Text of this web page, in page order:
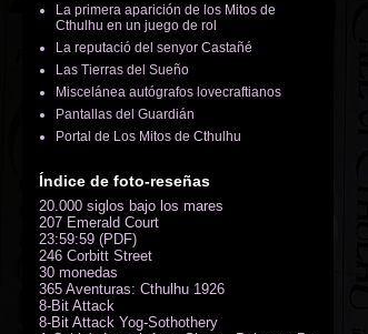
La primera aparición de los Mitos de
Cthulhu en un juego de rol
La reputació del senyor Castañé
Las Tierras del Sueño
Miscelánea autógrafos lovecraftianos
Pantallas del Guardián
Portal de Los Mitos de Cthulhu
Índice de foto-reseñas
20.000 siglos bajo los mares
207 Emerald Court
23:59:59 (PDF)
246 Corbitt Street
30 monedas
365 Aventuras: Cthulhu 1926
8-Bit Attack
8-Bit Attack Yog-Sothothery